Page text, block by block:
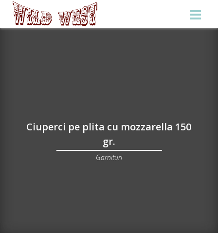
Ciuperci pe plita cu mozzarella 150
gr.
Garnituri